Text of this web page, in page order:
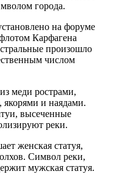
города.
на форуме
Карфагена
произошло
числом
меди рострами,
якорями и наядами.
высеченные
реки.
женская статуя,
Символ реки,
мужская статуя.